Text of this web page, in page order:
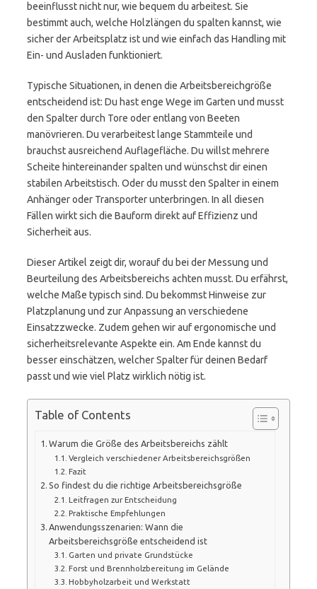
beeinflusst nicht nur, wie bequem du arbeitest. Sie
bestimmt auch, welche Holzlängen du spalten kannst, wie
sicher der Arbeitsplatz ist und wie einfach das Handling mit
Ein- und Ausladen funktioniert.
Typische Situationen, in denen die Arbeitsbereichgröße
entscheidend ist: Du hast enge Wege im Garten und musst
den Spalter durch Tore oder entlang von Beeten
manövrieren. Du verarbeitest lange Stammteile und
brauchst ausreichend Auflagefläche. Du willst mehrere
Scheite hintereinander spalten und wünschst dir einen
stabilen Arbeitstisch. Oder du musst den Spalter in einem
Anhänger oder Transporter unterbringen. In all diesen
Fällen wirkt sich die Bauform direkt auf Effizienz und
Sicherheit aus.
Dieser Artikel zeigt dir, worauf du bei der Messung und
Beurteilung des Arbeitsbereichs achten musst. Du erfährst,
welche Maße typisch sind. Du bekommst Hinweise zur
Platzplanung und zur Anpassung an verschiedene
Einsatzzwecke. Zudem gehen wir auf ergonomische und
sicherheitsrelevante Aspekte ein. Am Ende kannst du
besser einschätzen, welcher Spalter für deinen Bedarf
passt und wie viel Platz wirklich nötig ist.
Table of Contents
Warum die Größe des Arbeitsbereichs zählt
Vergleich verschiedener Arbeitsbereichsgrößen
Fazit
So findest du die richtige Arbeitsbereichsgröße
Leitfragen zur Entscheidung
Praktische Empfehlungen
Anwendungsszenarien: Wann die
Arbeitsbereichsgröße entscheidend ist
Garten und private Grundstücke
Forst und Brennholzbereitung im Gelände
Hobbyholzarbeit und Werkstatt